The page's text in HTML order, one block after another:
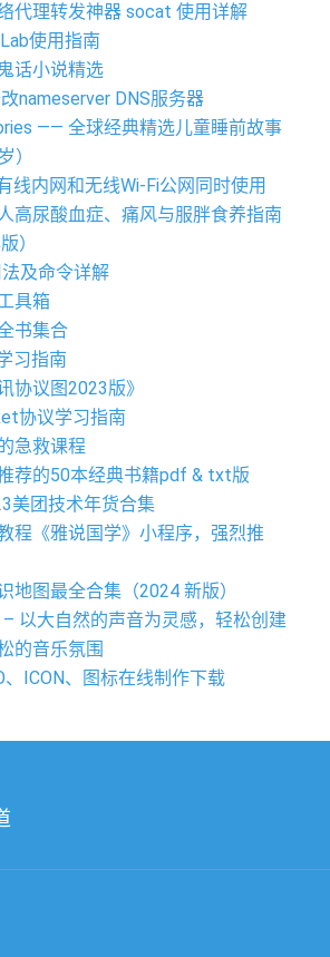
代理转发神器 socat 使用详解
使用指南
话小说精选
nameserver DNS服务器
—— 全球经典精选儿童睡前故事
）
线内网和无线Wi-Fi公网同时使用
高尿酸血症、痛风与服胖食养指南
）
及命令详解
具箱
书集合
习指南
协议图2023版》
协议学习指南
急救课程
荐的50本经典书籍pdf & txt版
美团技术年货合集
程《雅说国学》小程序，强烈推
地图最全合集（2024 新版）
– 以大自然的声音为灵感，轻松创建
的音乐氛围
、ICON、图标在线制作下载